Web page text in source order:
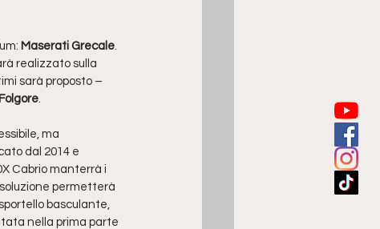
Maserati Grecale.
realizzato sulla
sarà proposto –
.
ma
dal 2014 e
Cabrio manterrà i
permetterà
basculante,
nella prima parte